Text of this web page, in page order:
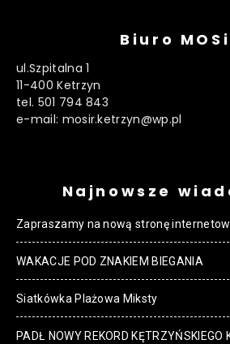
Biuro
ul.Szpitalna 1
11-400 Ketrzyn
tel. 501 794 843
e-mail: mosir.ketrzyn@wp.pl
Najnowsze
Zapraszamy na nową stronę
WAKACJE POD ZNAKIEM BIEGANIA
Siatkówka Plażowa Miksty
PADŁ NOWY REKORD KĘTRZYŃSKIEGO